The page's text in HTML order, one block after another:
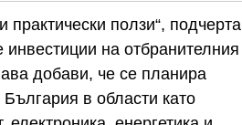
практически ползи“, подчерта
на отбранителния
добави, че се планира
в области като